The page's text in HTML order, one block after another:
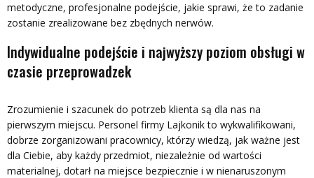
metodyczne, profesjonalne podejście, jakie sprawi, że to zadanie
zostanie zrealizowane bez zbędnych nerwów.
Indywidualne podejście i najwyższy poziom obsługi w
czasie przeprowadzek
Zrozumienie i szacunek do potrzeb klienta są dla nas na
pierwszym miejscu. Personel firmy Lajkonik to wykwalifikowani,
dobrze zorganizowani pracownicy, którzy wiedzą, jak ważne jest
dla Ciebie, aby każdy przedmiot, niezależnie od wartości
materialnej, dotarł na miejsce bezpiecznie i w nienaruszonym